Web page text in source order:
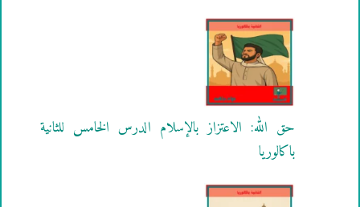
حق الله: الاعتزاز بالإسلام الدرس الخامس للثانية
باكالوريا